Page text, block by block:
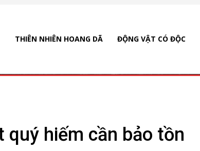
THIÊN NHIÊN HOANG DÃ ĐỘNG VẬT CÓ ĐỘC
quý hiếm cần bảo tồn